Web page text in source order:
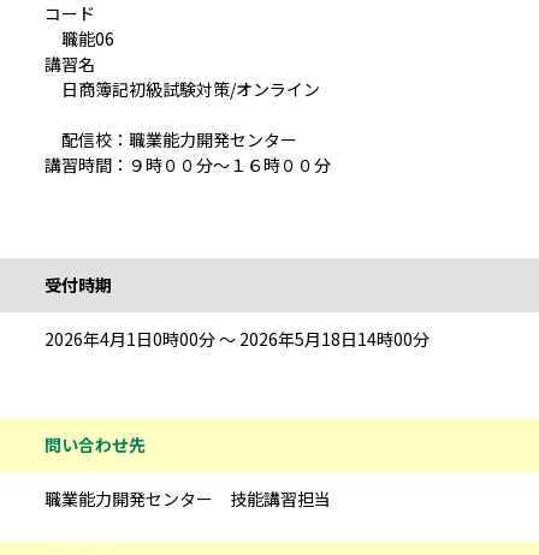
コード
職能06
講習名
日商簿記初級試験対策/オンライン
配信校：職業能力開発センター
講習時間：９時００分～１６時００分
受付時期
2026年4月1日0時00分 ～ 2026年5月18日14時00分
問い合わせ先
職業能力開発センター 技能講習担当